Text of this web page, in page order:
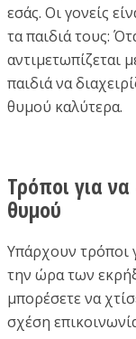
εσάς. Οι γονείς
τα παιδιά τους:
αντιμετωπίζεται
παιδιά να
θυμού καλύτερα.
Τρόποι για να
θυμού
Υπάρχουν τρόποι
την ώρα των
μπορέσετε να
σχέση